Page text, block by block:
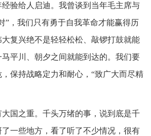
验给人启迪。我曾谈到当年毛主席与
”，我们只有勇于自我革命才能赢得历
复兴绝不是轻轻松松、敲锣打鼓就能
平川、朝夕之间就能到达的。我们要
保持战略定力和耐心，“致广大而尽精
国之重。千头万绪的事，说到底是千
一些地方，看了听了不少情况，很有